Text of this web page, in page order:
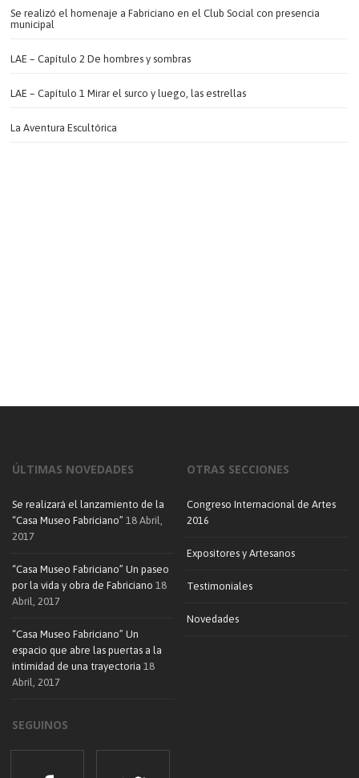
ÚLTIMAS NOVEDADES
Se realizará el lanzamiento de la
“Casa Museo Fabriciano” 18 Abril,
2017
“Casa Museo Fabriciano” Un paseo
por la vida y obra de Fabriciano 18
Abril, 2017
“Casa Museo Fabriciano” Un
espacio que abre las puertas a la
intimidad de una trayectoria 18
Abril, 2017
OTRAS SECCIONES
Congreso Internacional de Artes
2016
Expositores y Artesanos
Testimoniales
Novedades
SEGUINOS